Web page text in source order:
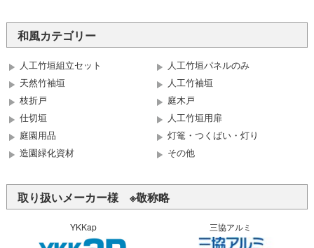
和風カテゴリー
人工竹垣組立セット
人工竹垣パネルのみ
天然竹袖垣
人工竹袖垣
枝折戸
庭木戸
仕切垣
人工竹垣用扉
庭園用品
灯篭・つくばい・灯り
造園緑化資材
その他
取り扱いメーカー様 ※敬称略
YKKap 三協アルミ